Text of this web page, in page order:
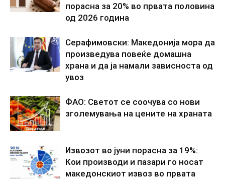
порасна за 20% во првата половина
од 2026 година
Серафимовски: Македонија мора да
произведува повеќе домашна
храна и да ја намали зависноста од
увоз
ФАО: Светот се соочува со нови
зголемувања на цените на храната
Извозот во јуни порасна за 19%:
Кои производи и пазари го носат
македонскиот извоз во првата